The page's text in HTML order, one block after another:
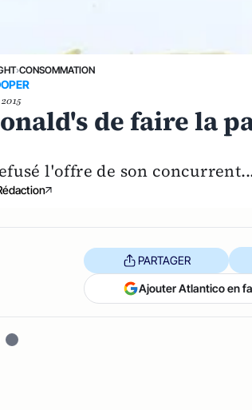
›CONSOMMATION
de faire la
l'offre de son
PARTAGER
Ajouter Atlantico en